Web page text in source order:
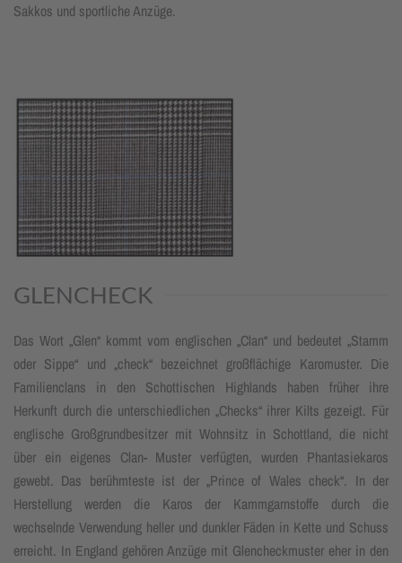
Sakkos und sportliche Anzüge.
GLENCHECK
Das Wort „Glen“ kommt vom englischen „Clan“ und bedeutet „Stamm
oder Sippe“ und „check“ bezeichnet großflächige Karomuster. Die
Familienclans in den Schottischen Highlands haben früher ihre
Herkunft durch die unterschiedlichen „Checks“ ihrer Kilts gezeigt. Für
englische Großgrundbesitzer mit Wohnsitz in Schottland, die nicht
über ein eigenes Clan- Muster verfügten, wurden Phantasiekaros
gewebt. Das berühmteste ist der „Prince of Wales check“. In der
Herstellung werden die Karos der Kammgarnstoffe durch die
wechselnde Verwendung heller und dunkler Fäden in Kette und Schuss
erreicht. In England gehören Anzüge mit Glencheckmuster eher in den